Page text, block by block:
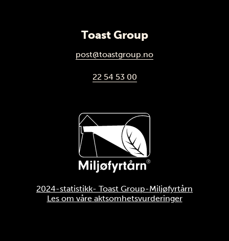
Toast Group
post@toastgroup.no
22 54 53 00
2024-statistikk- Toast Group-Miljøfyrtårn
Les om våre aktsomhetsvurderinger